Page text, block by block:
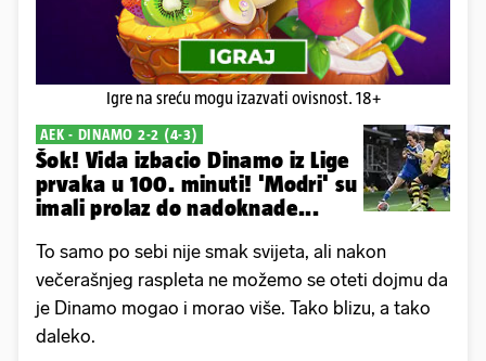
Igre na sreću mogu izazvati ovisnost. 18+
AEK - DINAMO 2-2 (4-3)
Šok! Vida izbacio Dinamo iz Lige
prvaka u 100. minuti! 'Modri' su
imali prolaz do nadoknade...
To samo po sebi nije smak svijeta, ali nakon
večerašnjeg raspleta ne možemo se oteti dojmu da
je Dinamo mogao i morao više. Tako blizu, a tako
daleko.